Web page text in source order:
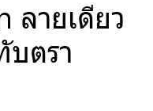
ลายเดียว
บตรา